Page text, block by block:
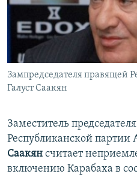
Հայերեն
English
Русский
Зампредседателя правящей
Галуст Саакян
Заместитель
Республиканской
Саакян считает
включению Карабаха в